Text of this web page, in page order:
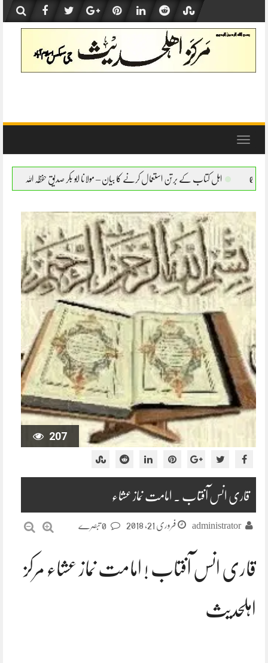
content
Toggle
استعمال کرنے کا بیان – مولانا ابو بکر صدیق حفظہ اللہ اہل کتاب کے برتن استعمال
207
قاری انس آفتاب ۔ امامت نماز عشاء
administrator فروری 21, 2018
قاری انس آفتاب ! امامت نماز عشاء مرکز
اہلحدیث